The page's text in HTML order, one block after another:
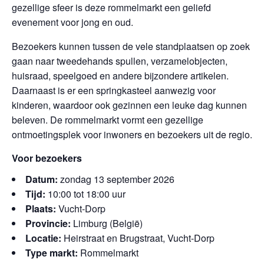
gezellige sfeer is deze rommelmarkt een geliefd
evenement voor jong en oud.
Bezoekers kunnen tussen de vele standplaatsen op zoek
gaan naar tweedehands spullen, verzamelobjecten,
huisraad, speelgoed en andere bijzondere artikelen.
Daarnaast is er een springkasteel aanwezig voor
kinderen, waardoor ook gezinnen een leuke dag kunnen
beleven. De rommelmarkt vormt een gezellige
ontmoetingsplek voor inwoners en bezoekers uit de regio.
Voor bezoekers
Datum: zondag 13 september 2026
Tijd: 10:00 tot 18:00 uur
Plaats: Vucht-Dorp
Provincie: Limburg (België)
Locatie: Heirstraat en Brugstraat, Vucht-Dorp
Type markt: Rommelmarkt